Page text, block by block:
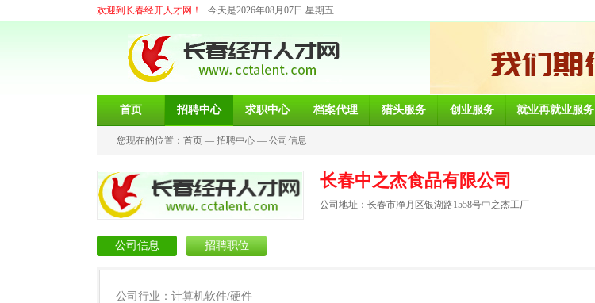
欢迎到长春经开人才网！ 今天是2026年08月07日 星期五
首页 招聘中心 求职中心 档案代理 猎头服务 创业服务 就业再就业服务
您现在的位置： 首页 — 招聘中心 — 公司信息
长春中之杰食品有限公司
公司地址：长春市净月区银湖路1558号中之杰工厂
公司信息 招聘职位
公司行业：计算机软件/硬件